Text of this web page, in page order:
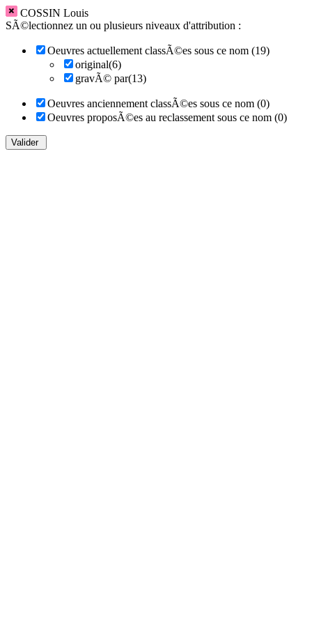
COSSIN Louis
SÃ©lectionnez un ou plusieurs niveaux d'attribution :
Oeuvres actuellement classÃ©es sous ce nom (19)
original(6)
gravÃ© par(13)
Oeuvres anciennement classÃ©es sous ce nom (0)
Oeuvres proposÃ©es au reclassement sous ce nom (0)
Valider